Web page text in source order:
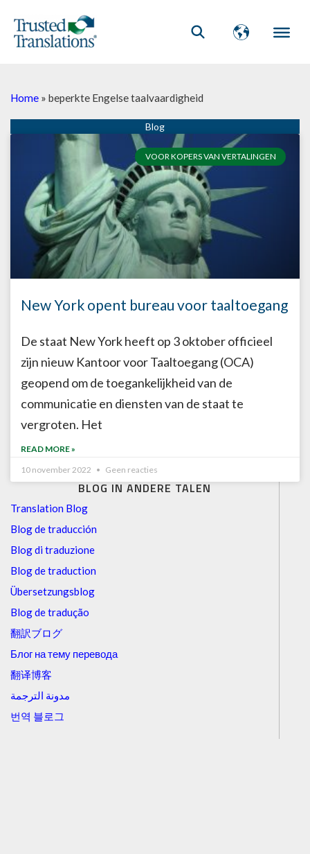
BLOG IN ANDERE TALEN
Translation Blog
Blog de traducción
Blog di traduzione
Blog de traduction
Übersetzungsblog
Blog de tradução
翻訳ブログ
Блог на тему перевода
翻译博客
مدونة الترجمة
번역 블로그
Home » beperkte Engelse taalvaardigheid
VOOR KOPERS VAN VERTALINGEN
New York opent bureau voor taaltoegang
De staat New York heeft op 3 oktober officieel
zijn nieuw Kantoor voor Taaltoegang (OCA)
geopend om de toegankelijkheid van de
communicatie en diensten van de staat te
vergroten. Het
READ MORE »
10 november 2022
Geen reacties